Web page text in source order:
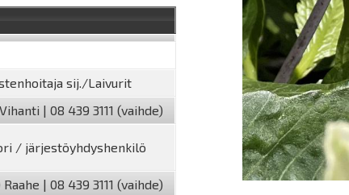
sij./Laivurit
| 08 439 3111 (vaihde)
/ järjestöyhdyshenkilö
| 08 439 3111 (vaihde)